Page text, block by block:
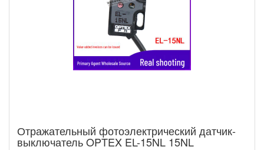
Отражательный фотоэлектрический датчик-
выключатель OPTEX EL-15NL 15NL